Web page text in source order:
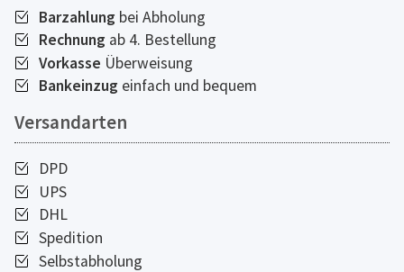
Barzahlung bei Abholung
Rechnung ab 4. Bestellung
Vorkasse Überweisung
Bankeinzug einfach und bequem
Versandarten
DPD
UPS
DHL
Spedition
Selbstabholung